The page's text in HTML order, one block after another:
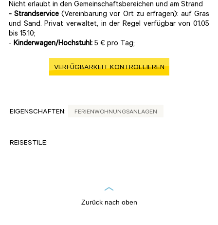
Nicht erlaubt in den Gemeinschaftsbereichen und am Strand
-Strandservice(Vereinbarung vor Ort zu erfragen): auf Gras
und Sand. Privat verwaltet, in der Regel verfügbar von 01.05
bis 15.10;
- Kinderwagen/Hochstuhl: 5 € pro Tag;
VERFÜGBARKEIT KONTROLLIEREN
EIGENSCHAFTEN: FERIENWOHNUNGSANLAGEN
REISESTILE:
Zurück nach oben